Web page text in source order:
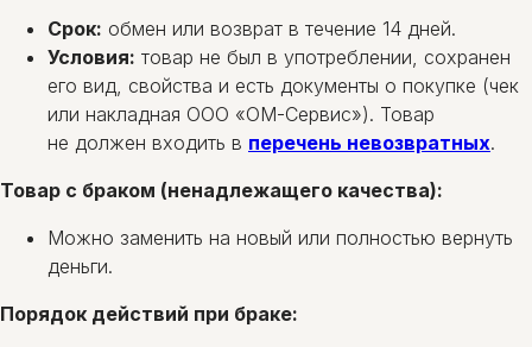
Срок: обмен или возврат в течение 14 дней.
Условия: товар не был в употреблении, сохранен
его вид, свойства и есть документы о покупке (чек
или накладная ООО «ОМ-Сервис»). Товар
не должен входить в перечень невозвратных.
Товар с браком (ненадлежащего качества):
Можно заменить на новый или полностью вернуть
деньги.
Порядок действий при браке: